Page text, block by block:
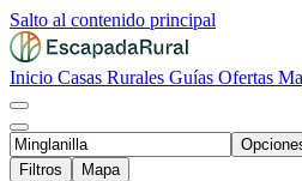
Salto al contenido principal
Inicio Casas Rurales Guías Ofertas
Filtros
Mapa